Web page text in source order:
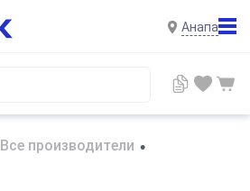
Анапа
Все производители •